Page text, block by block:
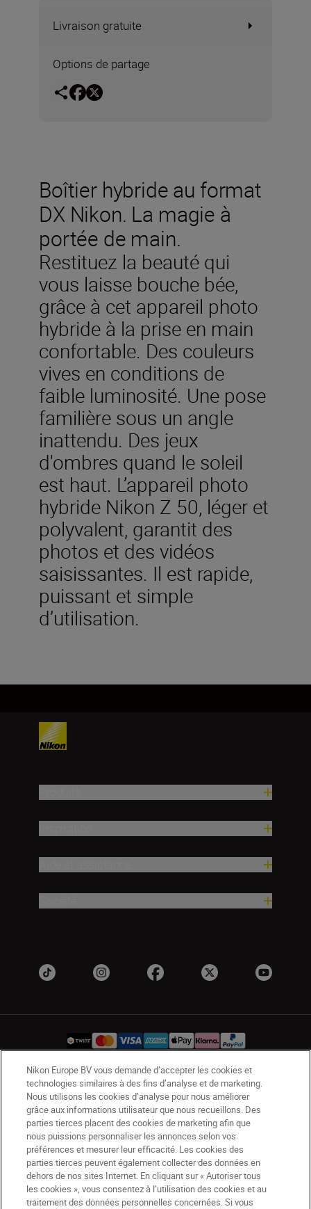
Livraison gratuite
Options de partage
Boîtier hybride au format
DX Nikon. La magie à
portée de main.
Restituez la beauté qui
vous laisse bouche bée,
grâce à cet appareil photo
hybride à la prise en main
confortable. Des couleurs
vives en conditions de
faible luminosité. Une pose
familière sous un angle
inattendu. Des jeux
d'ombres quand le soleil
est haut. L’appareil photo
hybride Nikon Z 50, léger et
polyvalent, garantit des
photos et des vidéos
saisissantes. Il est rapide,
puissant et simple
d’utilisation.
CH Nikon Sites
Contactez-nous
Avis de confidentialité
Conditions d’utilisation
CVG de la boutique Nikon Store
Notice d’information sur les cookies
Accessibilité
Paramètres des cookies
© 2026 Nikon
Nikon Europe BV vous demande d’accepter les cookies et
technologies similaires à des fins d’analyse et de marketing.
Nous utilisons les cookies d’analyse pour nous améliorer
grâce aux informations utilisateur que nous recueillons. Des
parties tierces placent des cookies de marketing afin que
nous puissions personnaliser les annonces selon vos
préférences et mesurer leur efficacité. Les cookies des
parties tierces peuvent également collecter des données en
dehors de nos sites Internet. En cliquant sur « Autoriser tous
les cookies », vous consentez à l’utilisation des cookies et au
traitement des données personnelles concernées. Si vous